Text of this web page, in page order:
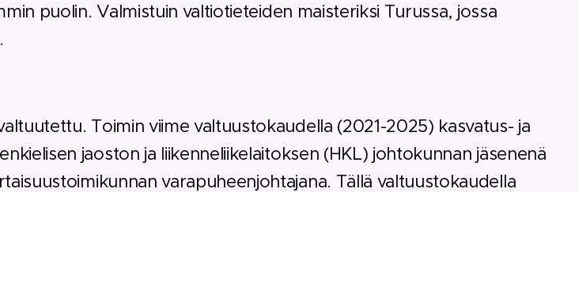
puolin. Valmistuin valtiotieteiden maisteriksi Turussa, jossa
Toimin viime valtuustokaudella (2021-2025) kasvatus- ja
jaoston ja liikenneliikelaitoksen (HKL) johtokunnan jäsenenä
varapuheenjohtajana. Tällä valtuustokaudella